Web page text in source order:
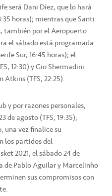
será Dani Díez, que lo hará
horas); mientras que Santi
también por el Aeropuerto
el sábado está programada
Sur, 16:45 horas); el
12:30) y Gio Shermadini
Atkins (TFS, 22:25).
y por razones personales,
de agosto (TFS, 19:35);
una vez finalice su
los partidos del
2021, el sábado 24 de
de Pablo Aguilar y Marcelinho
sus compromisos con